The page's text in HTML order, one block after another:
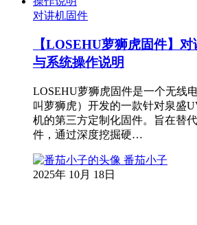
对讲机固件
【LOSEHU萝狮虎固件】
与系统操作说明
LOSEHU萝狮虎固件是一个无线
叫萝狮虎）开发的一款针对泉盛
机的第三方定制化固件。旨在替
件，通过深度挖掘硬…
番茄小子
2025年 10月 18日